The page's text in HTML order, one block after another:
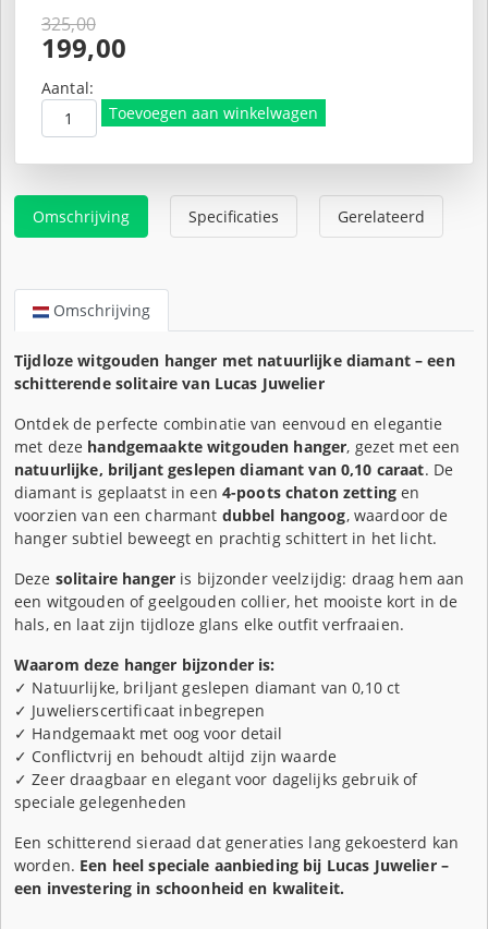
325,00
Oorspronkelijke
prijs
was:
€325,00.
199,00
Huidige
prijs
is:
€199,00.
Aantal:
Toevoegen aan winkelwagen
Omschrijving Specificaties Gerelateerd
Omschrijving
Tijdloze witgouden hanger met natuurlijke diamant – een
schitterende solitaire van Lucas Juwelier
Ontdek de perfecte combinatie van eenvoud en elegantie
met deze handgemaakte witgouden hanger, gezet met een
natuurlijke, briljant geslepen diamant van 0,10 caraat. De
diamant is geplaatst in een 4-poots chaton zetting en
voorzien van een charmant dubbel hangoog, waardoor de
hanger subtiel beweegt en prachtig schittert in het licht.
Deze solitaire hangeris bijzonder veelzijdig: draag hem aan
een witgouden of geelgouden collier, het mooiste kort in de
hals, en laat zijn tijdloze glans elke outfit verfraaien.
Waarom deze hanger bijzonder is:
✓ Natuurlijke, briljant geslepen diamant van 0,10 ct
✓ Juwelierscertificaat inbegrepen
✓ Handgemaakt met oog voor detail
✓ Conflictvrij en behoudt altijd zijn waarde
✓ Zeer draagbaar en elegant voor dagelijks gebruik of
speciale gelegenheden
Een schitterend sieraad dat generaties lang gekoesterd kan
worden. Een heel speciale aanbieding bij Lucas Juwelier –
een investering in schoonheid en kwaliteit.